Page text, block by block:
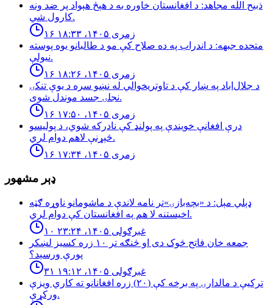
ذبيح اللّٰه مجاهد: د افغانستان خاوره به د هېڅ هېواد پر ضد ونه
كارول شي.
۱۶ زمری ۱۴۰۵، ۱۸:۳۳
متحده جبهه: د اندراب په ده صلاح كې مو د طالبانو يوه پوسته
نيولې.
۱۶ زمری ۱۴۰۵، ۱۸:۲۶
د جلال‌اباد په ښار کې د تاوتریخوالي له نښو سره د یوې تنکۍ
نجلۍ جسد موندل شوی.
۱۶ زمری ۱۴۰۵، ۱۷:۵۰
درې افغانې خویندې په پولنډ کې نادرکه شوي، د پولیسو
څېړنې لاهم دوام لري.
۱۶ زمری ۱۴۰۵، ۱۷:۳۴
ډېر مشهور
ډېلي مېل: د «بچه‌بازۍ»تر نامه لاندې د ماشومانو ناوړه ګټه
اخیستنه لا هم په افغانستان کې دوام لري.
۱۰ غبرګولی ۱۴۰۵، ۲۳:۲۴
جمعه خان فاتح څوک دی او څنګه تر ۱۰ زره کسیز لښکر
پورې ورسېد؟
۳۱ غبرګولی ۱۴۰۵، ۱۹:۱۲
تركيې د مالدارۍ په برخه كې (٢٠) زره افغانانو ته كاري ويزې
وركړې.